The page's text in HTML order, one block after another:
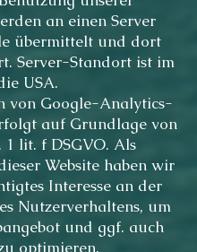
an einen Server
übermittelt und dort
Server-Standort ist im
USA.
von Google-Analytics-
auf Grundlage von
1 lit. f DSGVO. Als
Website haben wir
Interesse an der
Nutzerverhaltens, um
und ggf. auch
optimieren.